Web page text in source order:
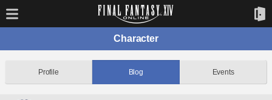
Character
Profile Blog Events